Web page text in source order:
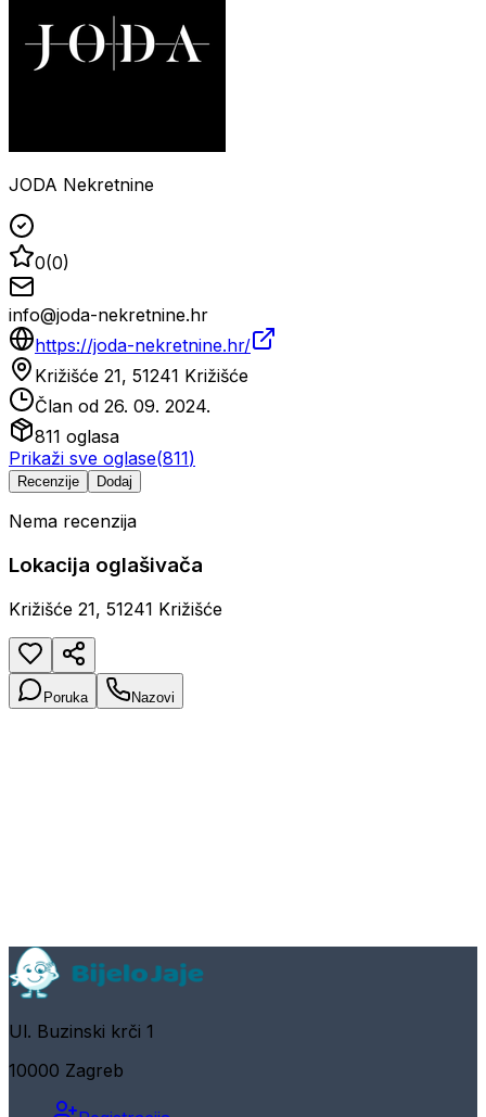
JODA Nekretnine
0(0)
info@joda-nekretnine.hr
https://joda-nekretnine.hr/
Križišće 21, 51241 Križišće
Član od 26. 09. 2024.
811 oglasa
Prikaži sve oglase(811)
Recenzije Dodaj
Nema recenzija
Lokacija oglašivača
Križišće 21, 51241 Križišće
Poruka Nazovi
Ul. Buzinski krči 1
10000 Zagreb